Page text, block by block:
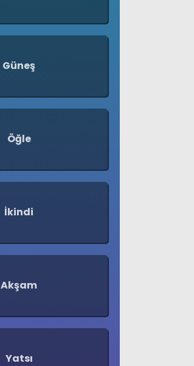
Güneş
Öğle
İkindi
Akşam
Yatsı